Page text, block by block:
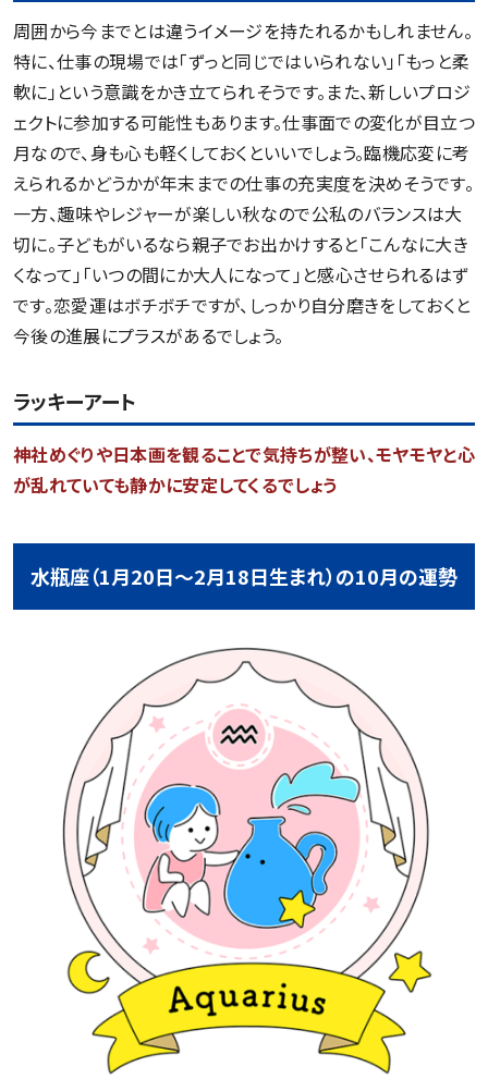
周囲から今までとは違うイメージを持たれるかもしれません。
特に、仕事の現場では「ずっと同じではいられない」「もっと柔
軟に」という意識をかき立てられそうです。また、新しいプロジ
ェクトに参加する可能性もあります。仕事面での変化が目立つ
月なので、身も心も軽くしておくといいでしょう。臨機応変に考
えられるかどうかが年末までの仕事の充実度を決めそうです。
一方、趣味やレジャーが楽しい秋なので公私のバランスは大
切に。子どもがいるなら親子でお出かけすると「こんなに大き
くなって」「いつの間にか大人になって」と感心させられるはず
です。恋愛運はボチボチですが、しっかり自分磨きをしておくと
今後の進展にプラスがあるでしょう。
ラッキーアート
神社めぐりや日本画を観ることで気持ちが整い、モヤモヤと心
が乱れていても静かに安定してくるでしょう
水瓶座（1月20日～2月18日生まれ）の10月の運勢